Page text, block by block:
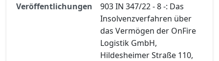
Veröffentlichungen
903 IN 347/22 - 8 -: Das
Insolvenzverfahren über
das Vermögen der OnFire
Logistik GmbH,
Hildesheimer Straße 110,